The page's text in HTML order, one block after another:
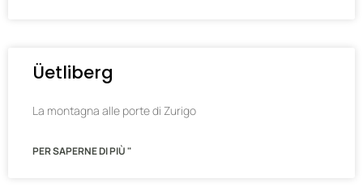
Üetliberg
La montagna alle porte di Zurigo
PER SAPERNE DI PIÙ "